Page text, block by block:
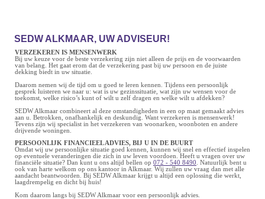
SEDW ALKMAAR, UW ADVISEUR!
VERZEKEREN IS MENSENWERK
Bij uw keuze voor de beste verzekering zijn niet alleen de prijs en de voorwaarden
van belang. Het gaat erom dat de verzekering past bij uw persoon en de juiste
dekking biedt in uw situatie.
Daarom nemen wij de tijd om u goed te leren kennen. Tijdens een persoonlijk
gesprek luisteren we naar u: wat is uw gezinssituatie, wat zijn uw wensen voor de
toekomst, welke risico’s kunt of wilt u zelf dragen en welke wilt u afdekken?
SEDW Alkmaar combineert al deze omstandigheden in een op maat gemaakt advies
aan u. Betrokken, onafhankelijk en deskundig. Want verzekeren is mensenwerk!
Tevens zijn wij specialist in het verzekeren van woonarken, woonboten en andere
drijvende woningen.
PERSOONLIJK FINANCIEEL ADVIES, BIJ U IN DE BUURT
Omdat wij uw persoonlijke situatie goed kennen, kunnen wij snel en effectief inspelen
op eventuele veranderingen die zich in uw leven voordoen. Heeft u vragen over uw
financiële situatie? Dan kunt u ons altijd bellen op 072 - 540 8490 . Natuurlijk bent u
ook van harte welkom op ons kantoor in Alkmaar. Wij zullen uw vraag dan met alle
aandacht beantwoorden. Bij SEDW Alkmaar krijgt u altijd een oplossing die werkt,
laagdrempelig en dicht bij huis!
Kom daarom langs bij SEDW Alkmaar voor een persoonlijk advies.